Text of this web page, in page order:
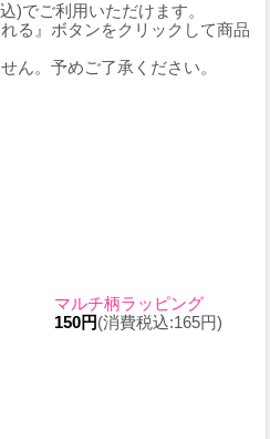
)でご利用いただけます。
る』ボタンをクリックして商品
ん。予めご了承ください。
マルチ柄ラッピング
150円(消費税込:165円)